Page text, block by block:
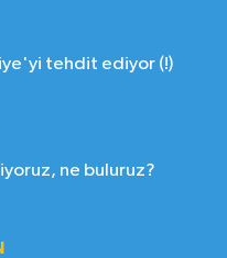
tehdit ediyor (!)
ne buluruz?